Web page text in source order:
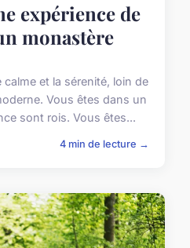
expérience de
monastère
et la sérenité, loin de
Vous êtes dans un
sont rois. Vous êtes...
4 min de lecture →